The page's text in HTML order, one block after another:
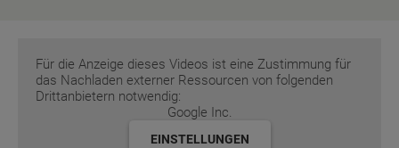
Für die Anzeige dieses Videos ist eine Zustimmung für
das Nachladen externer Ressourcen von folgenden
Drittanbietern notwendig:
Google Inc.
EINSTELLUNGEN